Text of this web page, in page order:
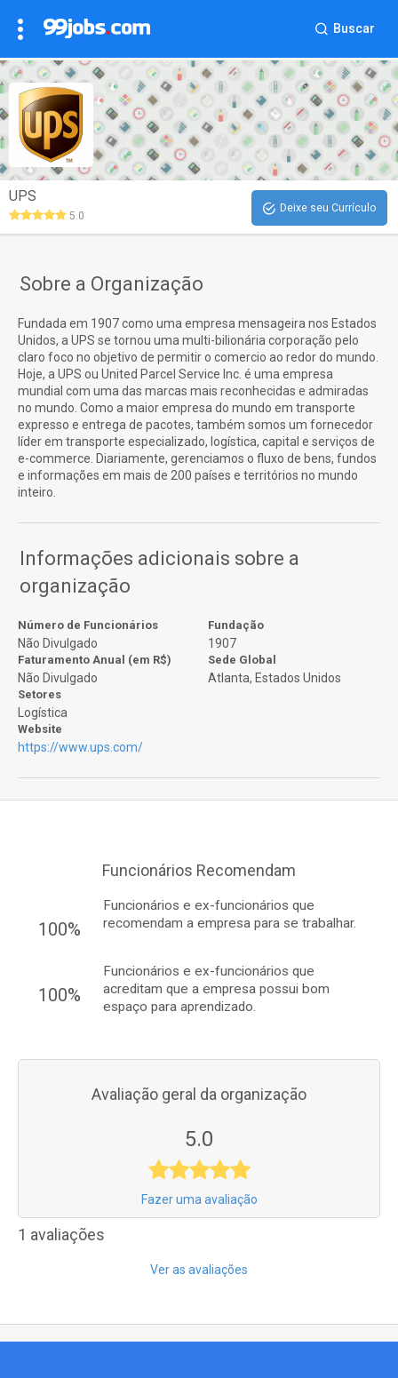
Buscar
UPS
5.0
Deixe seu Currículo
Sobre a Organização
Fundada em 1907 como uma empresa mensageira nos Estados
Unidos, a UPS se tornou uma multi-bilionária corporação pelo
claro foco no objetivo de permitir o comercio ao redor do mundo.
Hoje, a UPS ou United Parcel Service Inc. é uma empresa
mundial com uma das marcas mais reconhecidas e admiradas
no mundo. Como a maior empresa do mundo em transporte
expresso e entrega de pacotes, também somos um fornecedor
líder em transporte especializado, logística, capital e serviços de
e-commerce. Diariamente, gerenciamos o fluxo de bens, fundos
e informações em mais de 200 países e territórios no mundo
inteiro.
Informações adicionais sobre a
organização
Número de Funcionários
Não Divulgado
Fundação
1907
Faturamento Anual (em R$)
Não Divulgado
Sede Global
Atlanta, Estados Unidos
Setores
Logística
Website
https://www.ups.com/
Funcionários Recomendam
100%
Funcionários e ex-funcionários que
recomendam a empresa para se trabalhar.
100%
Funcionários e ex-funcionários que
acreditam que a empresa possui bom
espaço para aprendizado.
Avaliação geral da organização
5.0
Fazer uma avaliação
1 avaliações
Ver as avaliações